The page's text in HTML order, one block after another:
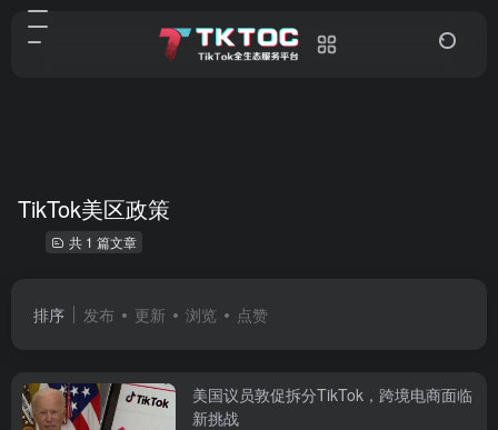
TikTok美区政策
共 1 篇文章
排序 发布 更新 浏览 点赞
美国议员敦促拆分TikTok，跨境电商面临
新挑战